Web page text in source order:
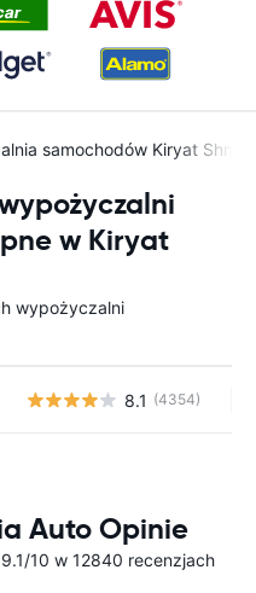
samochodów Kiryat
w Kiryat
wypożyczalni
8.1 (4354)
Auto Opinie
10 w 12840 recenzjach